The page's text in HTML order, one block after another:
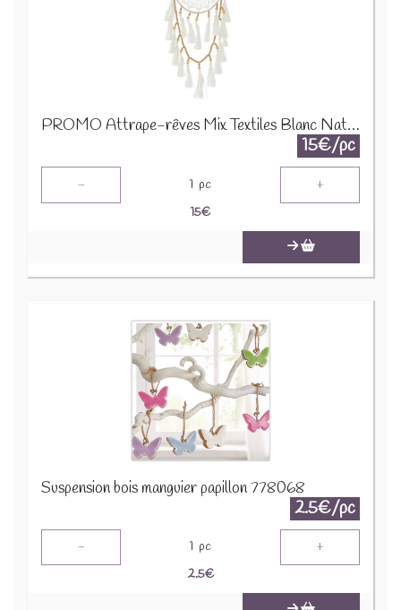
PROMO Attrape-rêves Mix Textiles Blanc Naturel Small 22432 2690
15€/pc
- 1 pc +
15€
Suspension bois manguier papillon 778068
2.5€/pc
- 1 pc +
2.5€